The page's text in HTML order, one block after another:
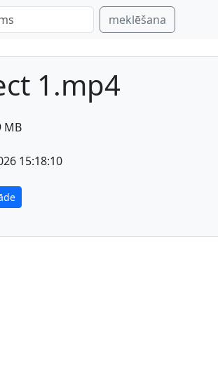
meklēšana
1.mp4
MB
15:18:10